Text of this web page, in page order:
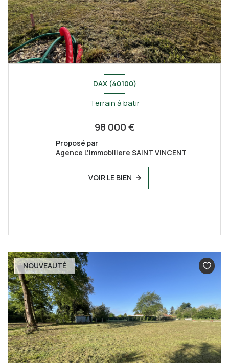
DAX (40100)
Terrain à batir
98 000 €
Proposé par
Agence L'immobiliere SAINT VINCENT
VOIR LE BIEN
NOUVEAUTÉ